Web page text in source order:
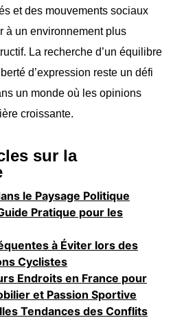
et des mouvements sociaux
à un environnement plus
La recherche d’un équilibre
d’expression reste un défi
un monde où les opinions
croissante.
sur la
le Paysage Politique
Pratique pour les
à Éviter lors des
Cyclistes
Endroits en France pour
et Passion Sportive
Tendances des Conflits